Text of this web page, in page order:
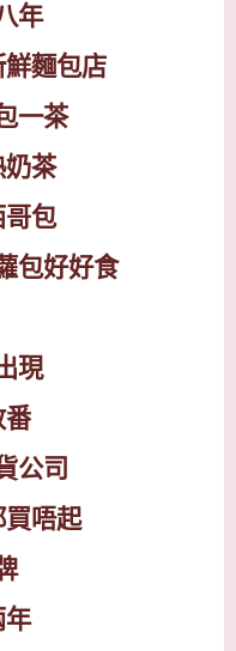
年
麵包店
一茶
茶
哥包
包好好食
現
番
公司
唔起
年